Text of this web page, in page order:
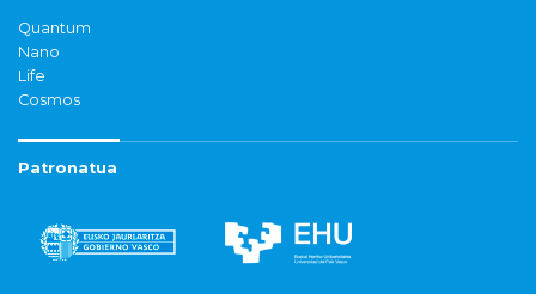
Quantum
Nano
Life
Cosmos
Patronatua